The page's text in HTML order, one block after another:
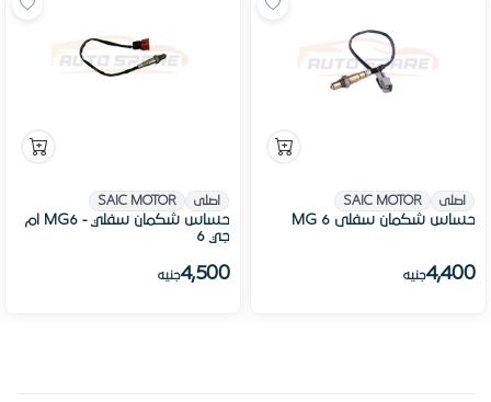
اصلى SAIC MOTOR
حساس شكمان سفلى MG 6
4,400جنيه
اصلى SAIC MOTOR
حساس شكمان سفلي - MG6 ام
جي 6
4,500جنيه